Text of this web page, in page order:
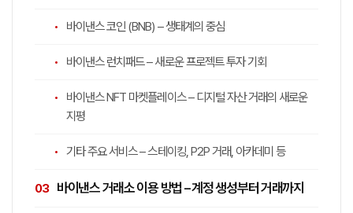
바이낸스 코인 (BNB) – 생태계의 중심
바이낸스 런치패드 – 새로운 프로젝트 투자 기회
바이낸스 NFT 마켓플레이스 – 디지털 자산 거래의 새로운
지평
기타 주요 서비스 – 스테이킹, P2P 거래, 아카데미 등
바이낸스 거래소 이용 방법 – 계정 생성부터 거래까지